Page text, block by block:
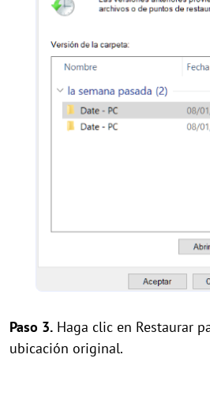
Paso 3. Haga clic en Restaurar
ubicación original.